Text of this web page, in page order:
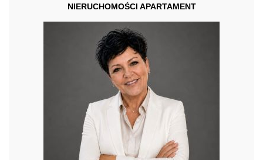
NIERUCHOMOŚCI APARTAMENT